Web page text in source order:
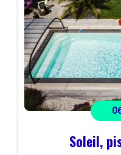
Soleil,